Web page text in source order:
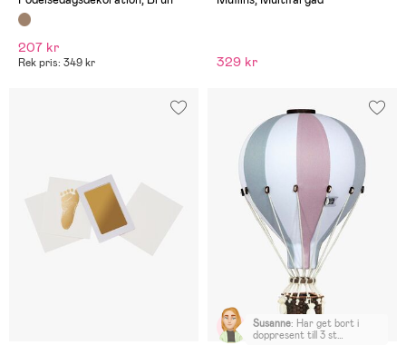
207 kr
Rek pris: 349 kr 329 kr
Susanne: Har get bort i
doppresent till 3 st